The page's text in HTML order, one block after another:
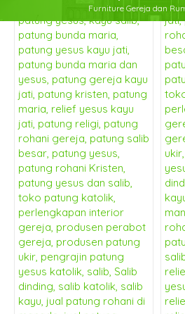
Furniture Gereja dan